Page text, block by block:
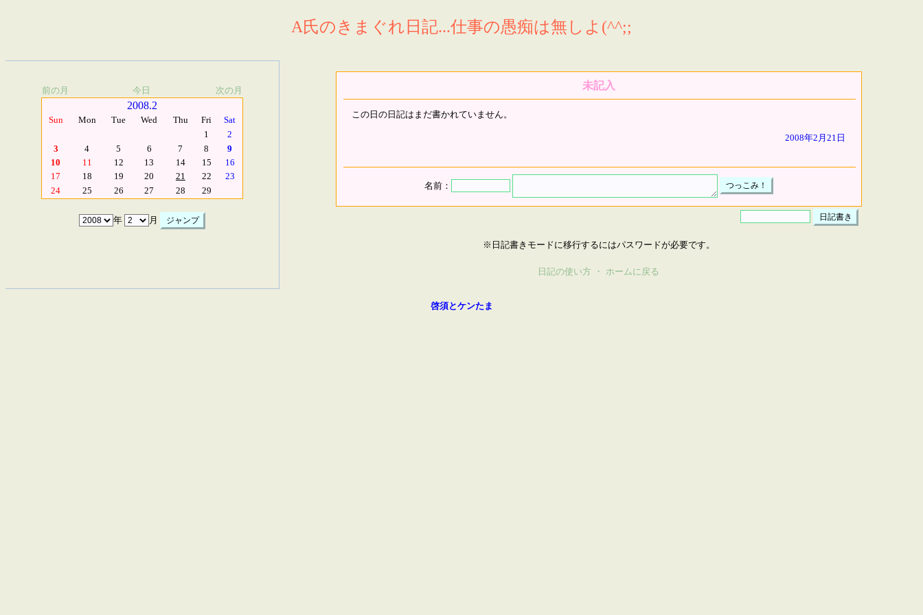
A氏のきまぐれ日記...仕事の愚痴は無しよ(^^;;
前の月 今日 次の月
2008.2
Sun Mon Tue Wed Thu Fri
Sat
1
2
3
4 5 6 7 8
9
10
11 12 13 14 15
16
17
18 19 20 21 22
23
24
25 26 27 28 29
年 月
未記入
この日の日記はまだ書かれていません。
2008年2月21日
名前：
※日記書きモードに移行するにはパスワードが必要です。
日記の使い方 ・ ホームに戻る
啓須とケンたま